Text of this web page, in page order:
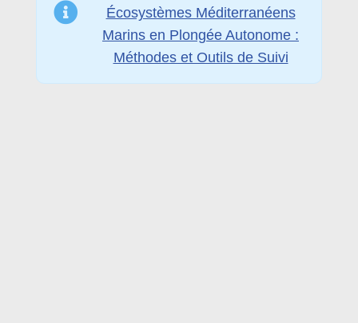
Écosystèmes Méditerranéens
Marins en Plongée Autonome :
Méthodes et Outils de Suivi